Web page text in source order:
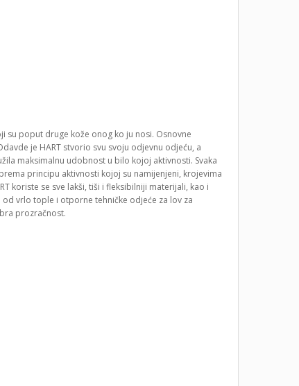
su poput druge kože onog ko ju nosi. Osnovne
je HART stvorio svu svoju odjevnu odjeću, a
maksimalnu udobnost u bilo kojoj aktivnosti. Svaka
principu aktivnosti kojoj su namijenjeni, krojevima
koriste se sve lakši, tiši i fleksibilniji materijali, kao i
vrlo tople i otporne tehničke odjeće za lov za
prozračnost.